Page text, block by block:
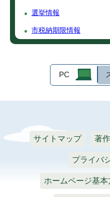
選挙情報
市税納期限情報
PC
サイトマップ 著
プライバ
ホームページ基